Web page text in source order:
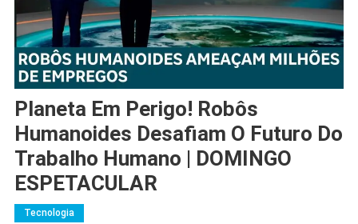
Planeta Em Perigo! Robôs
Humanoides Desafiam O Futuro Do
Trabalho Humano | DOMINGO
ESPETACULAR
Tecnologia